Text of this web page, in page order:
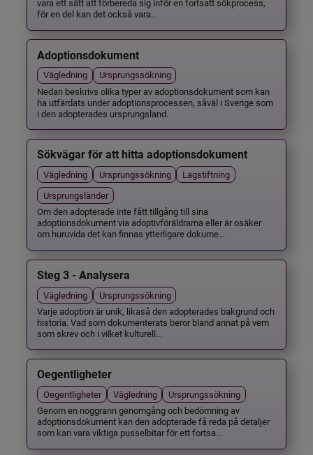
vara ett sätt att förbereda sig inför en fortsatt sökprocess,
för en del kan det också vara...
Adoptionsdokument
Vägledning
Ursprungssökning
Nedan beskrivs olika typer av adoptionsdokument som kan
ha utfärdats under adoptionsprocessen, såväl i Sverige som
i den adopterades ursprungsland.
Sökvägar för att hitta adoptionsdokument
Vägledning Ursprungssökning
Lagstiftning
Ursprungsländer
Om den adopterade inte fått tillgång till sina
adoptionsdokument via adoptivföräldrarna eller är osäker
om huruvida det kan finnas ytterligare dokume...
Steg 3 - Analysera
Vägledning
Ursprungssökning
Varje adoption är unik, likaså den adopterades bakgrund och
historia. Vad som dokumenterats beror bland annat på vem
som skrev och i vilket kulturell...
Oegentligheter
Oegentligheter Vägledning
Ursprungssökning
Genom en noggrann genomgång och bedömning av
adoptionsdokument kan den adopterade få reda på detaljer
som kan vara viktiga pusselbitar för ett fortsa...